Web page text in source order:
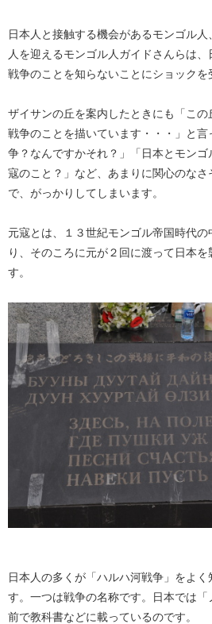
日本人と接触する機会があるモンゴル
人を迎えるモンゴル人ガイドさんらは
戦争のことを知らないことにショックを
ザイサンの丘を案内したときにも「こ
戦争のことを描いています・・・」と
争？なんですかそれ？」「日本とモン
寇のこと？」など、あまりに関心のな
で、がっかりしてしまいます。
元寇とは、１３世紀モンゴル帝国時代
り、そのころに元が２回に渡って日本
す。
日本人の多くが「ハルハ河戦争」をよ
す。一つは戦争の名称です。日本では
前で教科書などに載っているのです。